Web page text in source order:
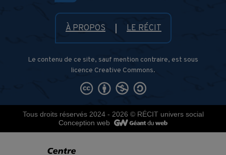
À PROPOS LE RÉCIT
Le contenu de ce site, sauf mention contraire, est sous
licence Creative Commons.
Tous droits réservés 2024 - 2026 © RÉCIT univers social
Conception web